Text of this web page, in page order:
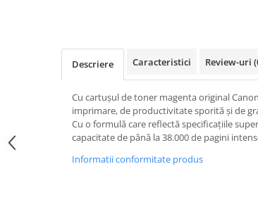
Descriere Caracteristici Review-uri
Cu cartușul de toner magenta original
imprimare, de productivitate sporită și de
Cu o formulă care reflectă specificațiile
capacitate de până la 38.000 de pagini
Informatii conformitate produs